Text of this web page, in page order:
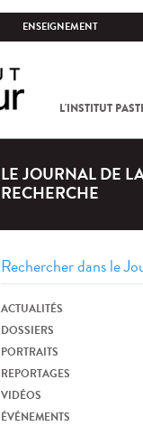
ENSEIGNEMENT
L'INSTITUT
LE JOURNAL DE
RECHERCHE
ACTUALITÉS
DOSSIERS
PORTRAITS
REPORTAGES
VIDÉOS
ÉVÉNEMENTS